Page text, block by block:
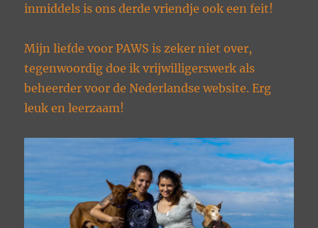
inmiddels is ons derde vriendje ook een feit!
Mijn liefde voor PAWS is zeker niet over,
tegenwoordig doe ik vrijwilligerswerk als
beheerder voor de Nederlandse website. Erg
leuk en leerzaam!